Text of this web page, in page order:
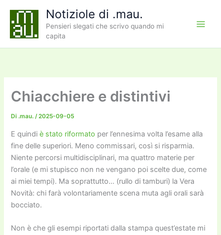
contenuto
Notiziole di .mau.
Pensieri slegati che scrivo quando mi
capita
Chiacchiere e distintivi
Di .mau./2025-09-05
E quindiè stato riformato per l’ennesima volta l’esame alla
fine delle superiori. Meno commissari, così si risparmia.
Niente percorsi multidisciplinari, ma quattro materie per
l’orale (e mi stupisco non ne vengano poi scelte due, come
ai miei tempi). Ma soprattutto… (rullo di tamburi) la Vera
Novità: chi farà volontariamente scena muta agli orali sarà
bocciato.
Non è che gli esempi riportati dalla stampa quest’estate mi